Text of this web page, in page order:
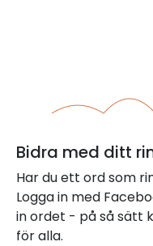
Bidra med ditt
Har du ett ord som
Logga in med
in ordet - på så sätt
för alla.